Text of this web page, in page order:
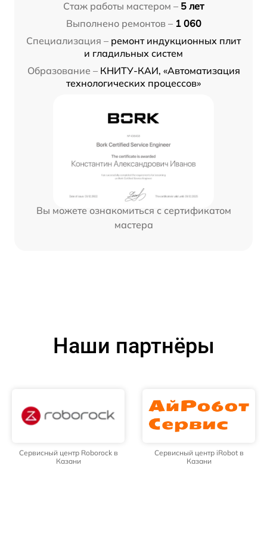
Стаж работы мастером – 5 лет
Выполнено ремонтов – 1 060
Специализация – ремонт индукционных плит
и гладильных систем
Образование – КНИТУ-КАИ, «Автоматизация
технологических процессов»
Вы можете ознакомиться с сертификатом
мастера
Наши партнёры
Сервисный центр Roborock в
Казани
Сервисный центр iRobot в
Казани